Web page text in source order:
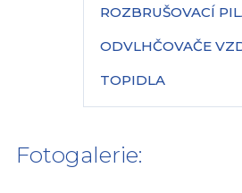
ROZBRUŠOVACÍ
ODVLHČOVAČE
TOPIDLA
Fotogalerie: